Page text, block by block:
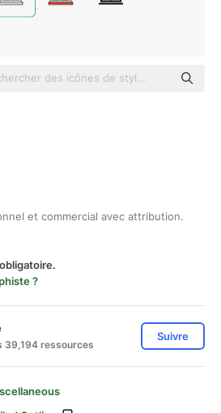
Outline
et commercial avec attribution.
?
39,194 ressources
Suivre